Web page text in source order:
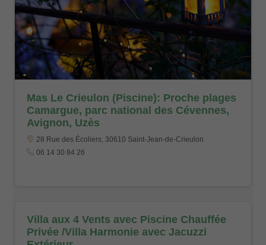
Mas Le Crieulon (Piscine): Proche plages
Camargue, parc national des Cévennes,
Avignon, Uzès
28 Rue des Écoliers, 30610 Saint-Jean-de-Crieulon
06 14 30 84 26
Villa aux 4 Vents avec Piscine Chauffée
Privée /Villa Harmonie avec Jacuzzi